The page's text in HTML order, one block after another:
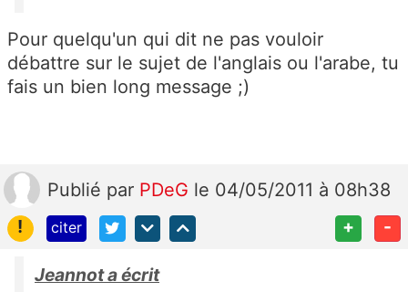
Pour quelqu'un qui dit ne pas vouloir
débattre sur le sujet de l'anglais ou l'arabe, tu
fais un bien long message ;)
Publié par PDeG le 04/05/2011 à 08h38
!
citer + -
Jeannot a écrit